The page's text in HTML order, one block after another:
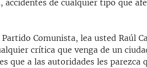
accidentes de cualquier tipo que
Comunista, lea usted Raúl
crítica que venga de un
que a las autoridades les parezca